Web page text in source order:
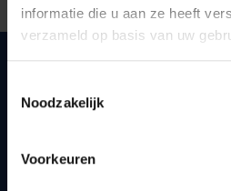
informatie die u aan ze heeft
verzameld op basis van uw
Noodzakelijk
Voorkeuren
Snel naar